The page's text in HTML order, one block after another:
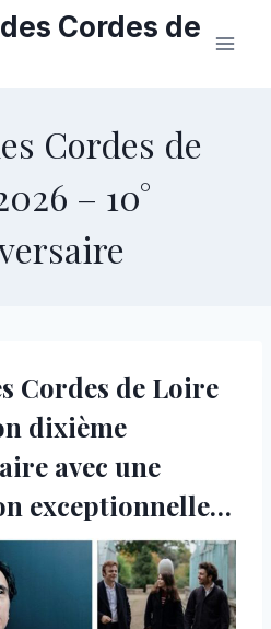
Cordes de
Cordes de
– 10°
Cordes de Loire
dixième
avec une
exceptionnelle…